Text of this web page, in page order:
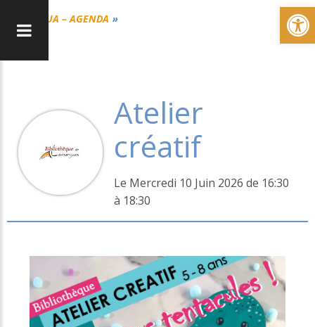
CUA – AGENDA
Atelier
créatif
Le Mercredi 10 Juin 2026 de 16:30
à 18:30